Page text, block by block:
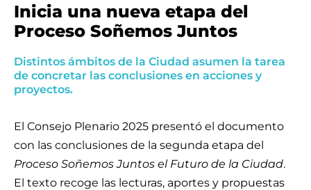
Inicia una nueva etapa del
Proceso Soñemos Juntos
Distintos ámbitos de la Ciudad asumen la tarea
de concretar las conclusiones en acciones y
proyectos.
El Consejo Plenario 2025 presentó el documento
con las conclusiones de la segunda etapa del
Proceso Soñemos Juntos el Futuro de la Ciudad.
El texto recoge las lecturas, aportes y propuestas